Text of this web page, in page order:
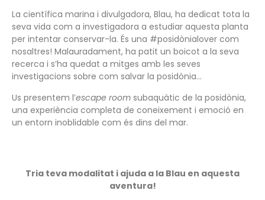
La científica marina i divulgadora, Blau, ha dedicat tota la
seva vida com a investigadora a estudiar aquesta planta
per intentar conservar-la. És una #posidònialover com
nosaltres! Malauradament, ha patit un boicot a la seva
recerca i s’ha quedat a mitges amb les seves
investigacions sobre com salvar la posidònia…
Us presentem l’escape room subaquàtic de la posidònia,
una experiència completa de coneixement i emoció en
un entorn inoblidable com és dins del mar.
Tria teva modalitat i ajuda a la Blau en aquesta
aventura!